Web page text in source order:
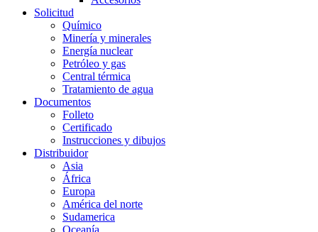
Solicitud
Químico
Minería y minerales
Energía nuclear
Petróleo y gas
Central térmica
Tratamiento de agua
Documentos
Folleto
Certificado
Instrucciones y dibujos
Distribuidor
Asia
África
Europa
América del norte
Sudamerica
Oceanía